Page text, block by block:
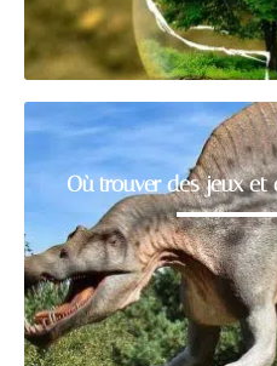
Où trouver des jeux et